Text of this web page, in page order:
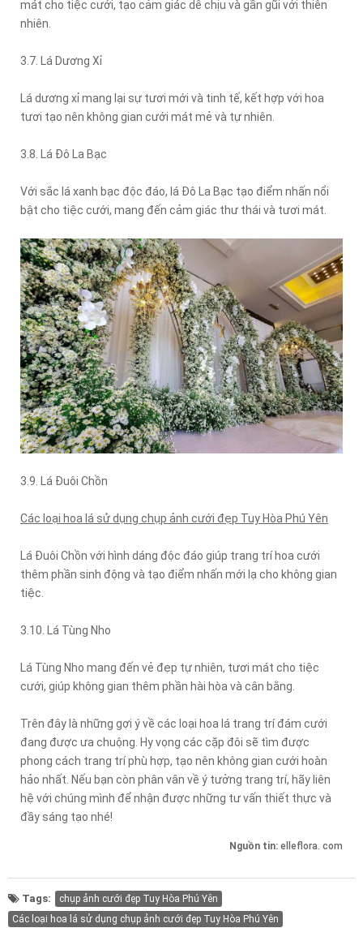
mát cho tiệc cưới, tạo cảm giác dễ chịu và gần gũi với thiên
nhiên.
3.7. Lá Dương Xỉ
Lá dương xỉ mang lại sự tươi mới và tinh tế, kết hợp với hoa
tươi tạo nên không gian cưới mát mẻ và tự nhiên.
3.8. Lá Đô La Bạc
Với sắc lá xanh bạc độc đáo, lá Đô La Bạc tạo điểm nhấn nổi
bật cho tiệc cưới, mang đến cảm giác thư thái và tươi mát.
3.9. Lá Đuôi Chồn
Các loại hoa lá sử dụng chụp ảnh cưới đẹp Tuy Hòa Phú Yên
Lá Đuôi Chồn với hình dáng độc đáo giúp trang trí hoa cưới
thêm phần sinh động và tạo điểm nhấn mới lạ cho không gian
tiệc.
3.10. Lá Tùng Nho
Lá Tùng Nho mang đến vẻ đẹp tự nhiên, tươi mát cho tiệc
cưới, giúp không gian thêm phần hài hòa và cân bằng.
Trên đây là những gợi ý về các loại hoa lá trang trí đám cưới
đang được ưa chuộng. Hy vọng các cặp đôi sẽ tìm được
phong cách trang trí phù hợp, tạo nên không gian cưới hoàn
hảo nhất. Nếu bạn còn phân vân về ý tưởng trang trí, hãy liên
hệ với chúng mình để nhận được những tư vấn thiết thực và
đầy sáng tạo nhé!
Nguồn tin: elleflora. com
Tags:
chụp ảnh cưới đẹp Tuy Hòa Phú Yên
Các loại hoa lá sử dụng chụp ảnh cưới đẹp Tuy Hòa Phú Yên